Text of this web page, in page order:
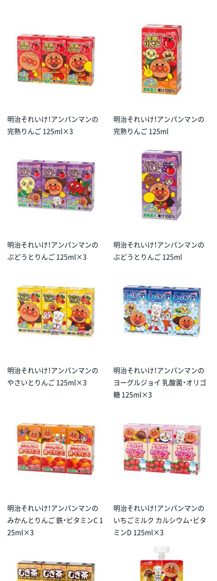
明治それいけ！アンパンマンの
完熟りんご 125ml×3
明治それいけ！アンパンマンの
完熟りんご 125ml
明治それいけ！アンパンマンの
ぶどうとりんご 125ml×3
明治それいけ！アンパンマンの
ぶどうとりんご 125ml
明治それいけ！アンパンマンの
やさいとりんご 125ml×3
明治それいけ！アンパンマンの
ヨーグルジョイ 乳酸菌・オリゴ
糖 125ml×3
明治それいけ！アンパンマンの
みかんとりんご 鉄・ビタミンC 1
25ml×3
明治それいけ！アンパンマンの
いちごミルク カルシウム・ビタ
ミンD 125ml×3